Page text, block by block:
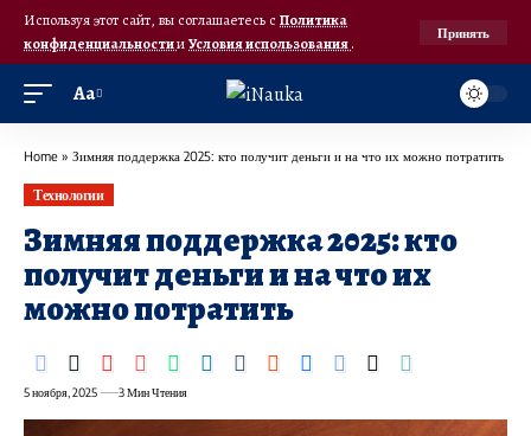
Используя этот сайт, вы соглашаетесь с Политика
конфиденциальностииУсловия использования.
Принять
Аа
Home » Зимняя поддержка 2025: кто получит деньги и на что их можно потратить
Технологии
Зимняя поддержка 2025: кто
получит деньги и на что их
можно потратить
5 ноября, 2025 3 Мин Чтения